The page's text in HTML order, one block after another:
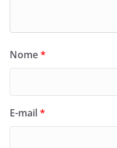
Nome*
E-mail*